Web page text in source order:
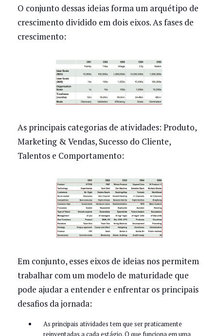
O conjunto dessas ideias forma um arquétipo de
crescimento dividido em dois eixos. As fases de
crescimento:
As principais categorias de atividades: Produto,
Marketing & Vendas, Sucesso do Cliente,
Talentos e Comportamento:
Em conjunto, esses eixos de ideias nos permitem
trabalhar com um modelo de maturidade que
pode ajudar a entender e enfrentar os principais
desafios da jornada:
As principais atividades tem que ser praticamente
reinventadas a cada estágio. O que funciona em uma